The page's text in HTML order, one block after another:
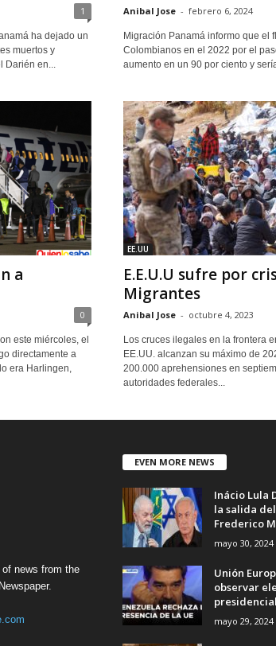
1
ha dejado un
muertos y
Darién en...
Anibal Jose - febrero 6, 2024
Migración Panamá informo que el
Colombianos en el 2022 por el
aumento en un 90 por ciento y
a
0
este miércoles, el
directamente a
era Harlingen,
EE.UU
E.E.U.U sufre por
Migrantes
Anibal Jose - octubre 4, 2023
Los cruces ilegales en la frontera
EE.UU. alcanzan su máximo de
200.000 aprehensiones en
autoridades federales...
news from the
EVEN MORE NEWS
Inácio Lula
la salida
Frederico
mayo 30, 2024
Unión
observar
mayo 29, 2024